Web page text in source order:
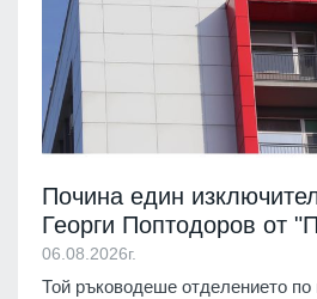
Почина един
Георги Поптодоров от
06.08.2026г.
Той ръководеше отделението по